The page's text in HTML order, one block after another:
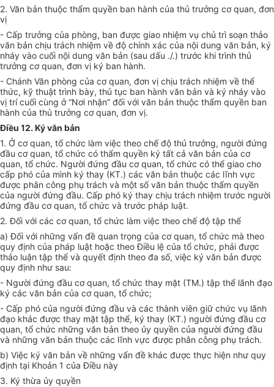
2. Văn bản thuộc thẩm quyền ban hành của thủ trưởng cơ quan, đơn
vị
- Cấp trưởng của phòng, ban được giao nhiệm vụ chủ trì soạn thảo
văn bản chịu trách nhiệm về độ chính xác của nội dung văn bản, ký
nháy vào cuối nội dung văn bản (sau dấu ./.) trước khi trình thủ
trưởng cơ quan, đơn vị ký ban hành.
- Chánh Văn phòng của cơ quan, đơn vị chịu trách nhiệm về thể
thức, kỹ thuật trình bày, thủ tục ban hành văn bản và ký nháy vào
vị trí cuối cùng ở“Nơi nhận” đối với văn bản thuộc thẩm quyền ban
hành của thủ trưởng cơ quan, đơn vị.
Điều 12. Ký văn bản
1. Ở cơ quan, tổ chức làm việc theo chế độ thủ trưởng, người đứng
đầu cơ quan, tổ chức có thẩm quyền ký tất cả văn bản của cơ
quan, tổ chức. Người đứng đầu cơ quan, tổ chức có thể giao cho
cấp phó của mình ký thay (KT.) các văn bản thuộc các lĩnh vực
được phân công phụ trách và một sốvăn bản thuộc thẩm quyền
của người đứng đầu. Cấp phó ký thay chịu trách nhiệm trước người
đứng đầu cơ quan, tổ chức và trước pháp luật.
2. Đối với các cơ quan, tổ chức làm việc theo chế độ tập thể
a) Đối với những vấn đề quan trọng của cơ quan, tổ chức mà theo
quy định của pháp luật hoặc theo Điều lệ của tổ chức, phải được
thảo luận tập thể và quyết định theo đa số, việc ký văn bản được
quy định như sau:
- Người đứng đầu cơ quan, tổ chức thay mặt (TM.) tập thể lãnh đạo
ký các văn bản của cơquan, tổ chức;
- Cấp phó của người đứng đầu và các thành viên giữ chức vụ lãnh
đạo khác được thay mặt tập thể, ký thay (KT.) người đứng đầu cơ
quan, tổ chức những văn bản theo ủy quyền của người đứng đầu
và những văn bản thuộc các lĩnh vực được phân công phụ trách.
b) Việc ký văn bản về những vấn đề khác được thực hiện như quy
định tại Khoản 1 của Điều này
3. Ký thừa ủy quyền